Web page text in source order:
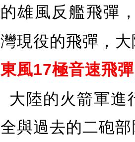
的雄風反艦飛彈
灣現役的飛彈，
東風17極音速飛彈
大陸的火箭軍進
全與過去的二砲